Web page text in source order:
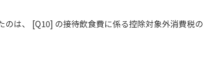
のは、 [Q10] の接待飲食費に係る控除対象外消費税の